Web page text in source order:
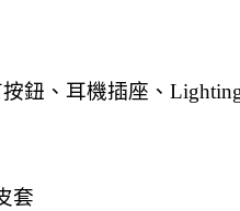
鈕、耳機插座、
套